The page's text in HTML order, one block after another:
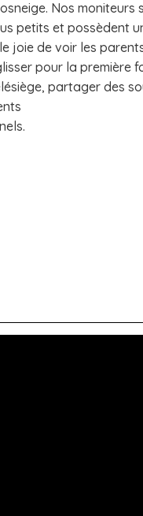
Nos moniteurs
petits et possèdent
joie de voir les
pour la première
partager des